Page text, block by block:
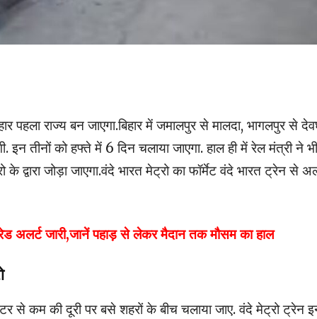
पहला राज्य बन जाएगा.बिहार में जमालपुर से मालदा, भागलपुर से
तीनों को हफ्ते में 6 दिन चलाया जाएगा. हाल ही में रेल मंत्री ने भी
द्वारा जोड़ा जाएगा.वंदे भारत मेट्रो का फॉर्मेट वंदे भारत ट्रेन से
जारी,जानें पहाड़ से लेकर मैदान तक मौसम का हाल
से कम की दूरी पर बसे शहरों के बीच चलाया जाए. वंदे मेट्रो ट्रेन